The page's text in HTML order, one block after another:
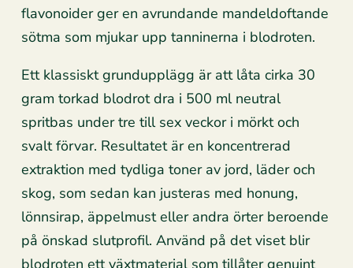
flavonoider ger en avrundande mandeldoftande
sötma som mjukar upp tanninerna i blodroten.
Ett klassiskt grundupplägg är att låta cirka 30
gram torkad blodrot dra i 500 ml neutral
spritbas under tre till sex veckor i mörkt och
svalt förvar. Resultatet är en koncentrerad
extraktion med tydliga toner av jord, läder och
skog, som sedan kan justeras med honung,
lönnsirap, äppelmust eller andra örter beroende
på önskad slutprofil. Använd på det viset blir
blodroten ett växtmaterial som tillåter genuint